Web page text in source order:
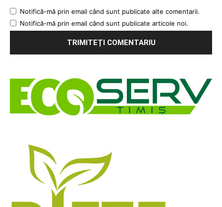
Notifică-mă prin email când sunt publicate alte comentarii.
Notifică-mă prin email când sunt publicate articole noi.